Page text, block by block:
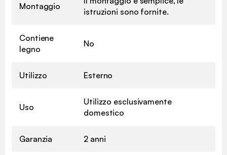
Montaggio
istruzioni sono fornite.
Contiene
legno
No
Utilizzo Esterno
Uso
Utilizzo esclusivamente
domestico
Garanzia 2 anni